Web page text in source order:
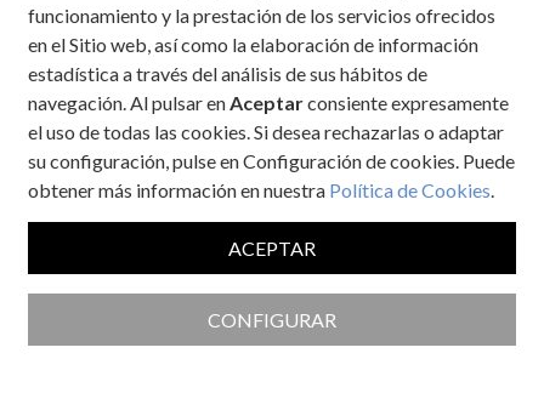
funcionamiento y la prestación de los servicios ofrecidos
en el Sitio web, así como la elaboración de información
estadística a través del análisis de sus hábitos de
navegación. Al pulsar enAceptarconsiente expresamente
el uso de todas las cookies. Si desea rechazarlas o adaptar
su configuración, pulse en Configuración de cookies. Puede
obtener más información en nuestra Política de Cookies.
ACEPTAR
CONFIGURAR
enfermeraspor cuidar de las personas con diabetes en un
año especialmente complicado para la sanidad. Entre todos,
sumamosmás de 1.600 menciones al hashtag
#EnfermeríaMarcaLaDiferenciay llegamos a más de 2
millones de personas.